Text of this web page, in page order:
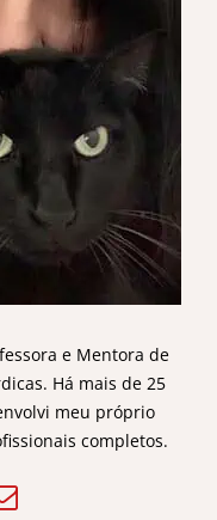
e Mentora de
Há mais de 25
meu próprio
completos.